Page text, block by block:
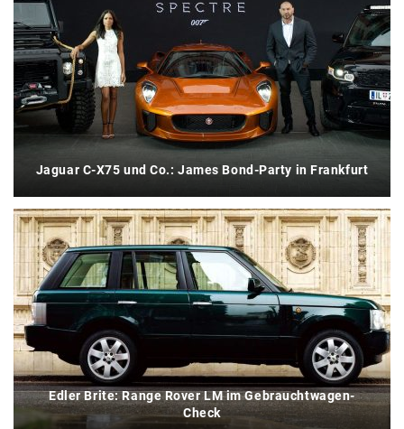
Jaguar C-X75 und Co.: James Bond-Party in Frankfurt
Edler Brite: Range Rover LM im Gebrauchtwagen-
Check